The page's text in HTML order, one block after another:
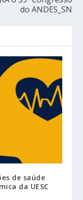
do ANDES_SN
de saúde
da UESC